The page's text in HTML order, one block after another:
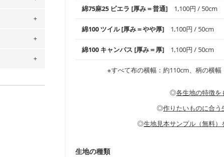
縫いやすいため、布小物全般にお使いいただけま
※レッスンバッグ、上履き袋などの通園通学グッ
などの布小物
・布団カバーなどの寝具、カーテン
・スカート、甚平などの子ども服
柔らかくふんわりとした肌触りが特徴です。ベビ
やハンカチなど直接肌に触れるアイテムに最適で
シーズンで活躍してくれます。
・スタイ、おくるみなどのベビーグッズ
・ブラウス、チュニック、ワンピースなどの洋服
上質で薄手の平織りの生地です。軽やかさとなめ
手触りの良さが魅力。透け感があるので、涼しげ
・ブラウス、シャツ、チュニックなどのトップス
綿75麻25 ビエラ [厚み＝普通] 1,100円 / 50cm
コットン75％リネン25％の当店のビエラ生地は
ス生地よりもふんわりとした柔らかい質感と適度
綿100 ツイル [厚み＝やや厚] 1,100円 / 50cm
綾織りの生地です。しっかりとした張りと厚み
がらも柔らかいのが特徴です。生地の厚みは中厚
・レッスンバッグ、上履き袋などの通園通学グ
・カーテン、エプロン、テーブルクロスなどの
・パンツ、タックスカートなどのボトムス
綿100 キャンバス [厚み＝厚] 1,100円 / 50cm
夫で高い耐久性があります。トートバッグ・ポ
ンケースなどの布小物、インテリア用品に向い
・インテリア用品
※すべて布の横幅：約110cm、柄の横幅
◎各生地の特徴を
◎作りたいものに合う
◎生地見本サンプル（無料）
生地の種類
（50cm
は
ットン
り）それ
合がござ
換は承る
。
ては当
属された
型紙を